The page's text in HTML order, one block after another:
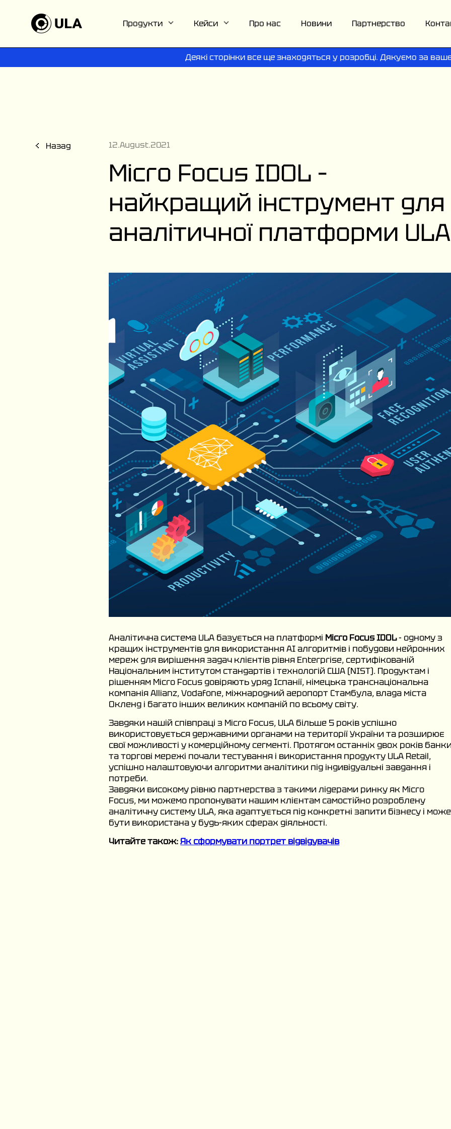
Продукти Кейси Про нас Новини Партнерство
Деякі сторінки все ще знаходяться у розробці. Дякуємо за
Назад 12.August.2021
Micro Focus IDOL –
найкращий інструмент для
аналітичної платформи ULA
Аналітична система ULA базується на платформі Micro Focus IDOL- одному з
кращих інструментів для використання AI алгоритмів і побудови нейронних
мереж для вирішення задач клієнтів рівня Enterprise, сертифікованій
Національним інститутом стандартів і технологій США (NIST). Продуктам і
рішенням Micro Focus довіряють уряд Іспанії, німецька транснаціональна
компанія Allianz, Vodafone, міжнародний аеропорт Стамбула, влада міста
Окленд і багато інших великих компаній по всьому світу.
Завдяки нашій співпраці з Micro Focus, ULA більше 5 років успішно
використовується державними органами на території України та розширює
свої можливості у комерційному сегменті. Протягом останніх двох років
та торгові мережі почали тестування і використання продукту ULA Retail,
успішно налаштовуючи алгоритми аналітики під індивідуальні завдання і
потреби.
Завдяки високому рівню партнерства з такими лідерами ринку як Micro
Focus, ми можемо пропонувати нашим клієнтам самостійно розроблену
аналітичну систему ULA, яка адаптується під конкретні запити бізнесу і може
бути використана у будь-яких сферах діяльності.
Читайте також:Як сформувати портрет відвідувачів